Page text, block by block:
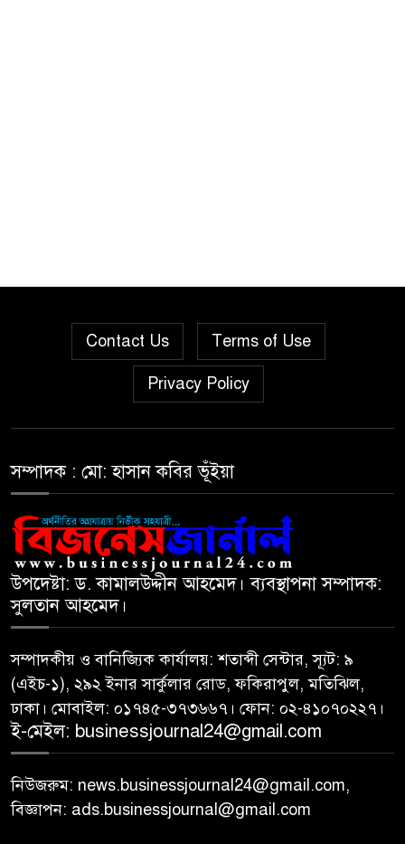
Contact Us Terms of Use
Privacy Policy
সম্পাদক : মো: হাসান কবির ভূঁইয়া
উপদেষ্টা: ড. কামালউদ্দীন আহমেদ। ব্যবস্থাপনা সম্পাদক:
সুলতান আহমেদ।
সম্পাদকীয় ও বানিজ্যিক কার্যালয়: শতাব্দী সেন্টার, স্যূট: ৯
(এইচ-১), ২৯২ ইনার সার্কুলার রোড, ফকিরাপুল, মতিঝিল,
ঢাকা। মোবাইল: ০১৭৪৫-৩৭৩৬৬৭। ফোন: ০২-৪১০৭০২২৭।
ই-মেইল: businessjournal24@gmail.com
নিউজরুম: news.businessjournal24@gmail.com,
বিজ্ঞাপন: ads.businessjournal@gmail.com